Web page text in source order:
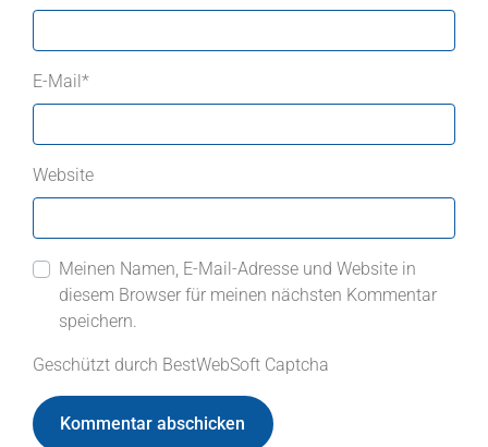
E-Mail*
Website
Meinen Namen, E-Mail-Adresse und Website in
diesem Browser für meinen nächsten Kommentar
speichern.
Geschützt durch BestWebSoft Captcha